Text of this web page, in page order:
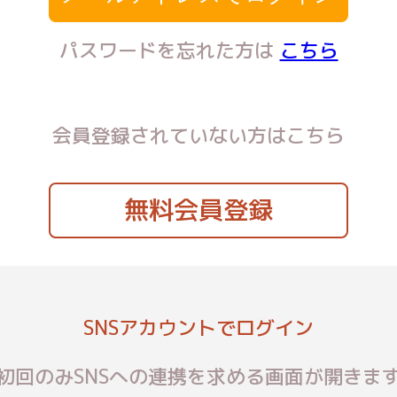
パスワードを忘れた方は こちら
会員登録されていない方はこちら
無料会員登録
SNSアカウントでログイン
回のみSNSへの連携を求める画面が開きま